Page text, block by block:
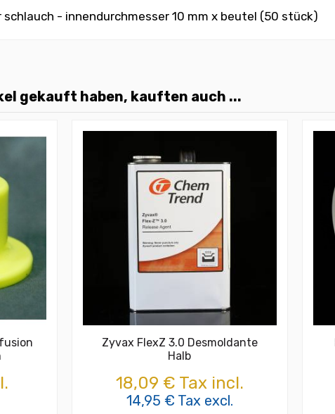
- innendurchmesser 10 mm x beutel (50 stück)
gekauft haben, kauften auch ...
Zyvax FlexZ 3.0 Desmoldante
Halb
18,09 € Tax incl.
14,95 € Tax excl.